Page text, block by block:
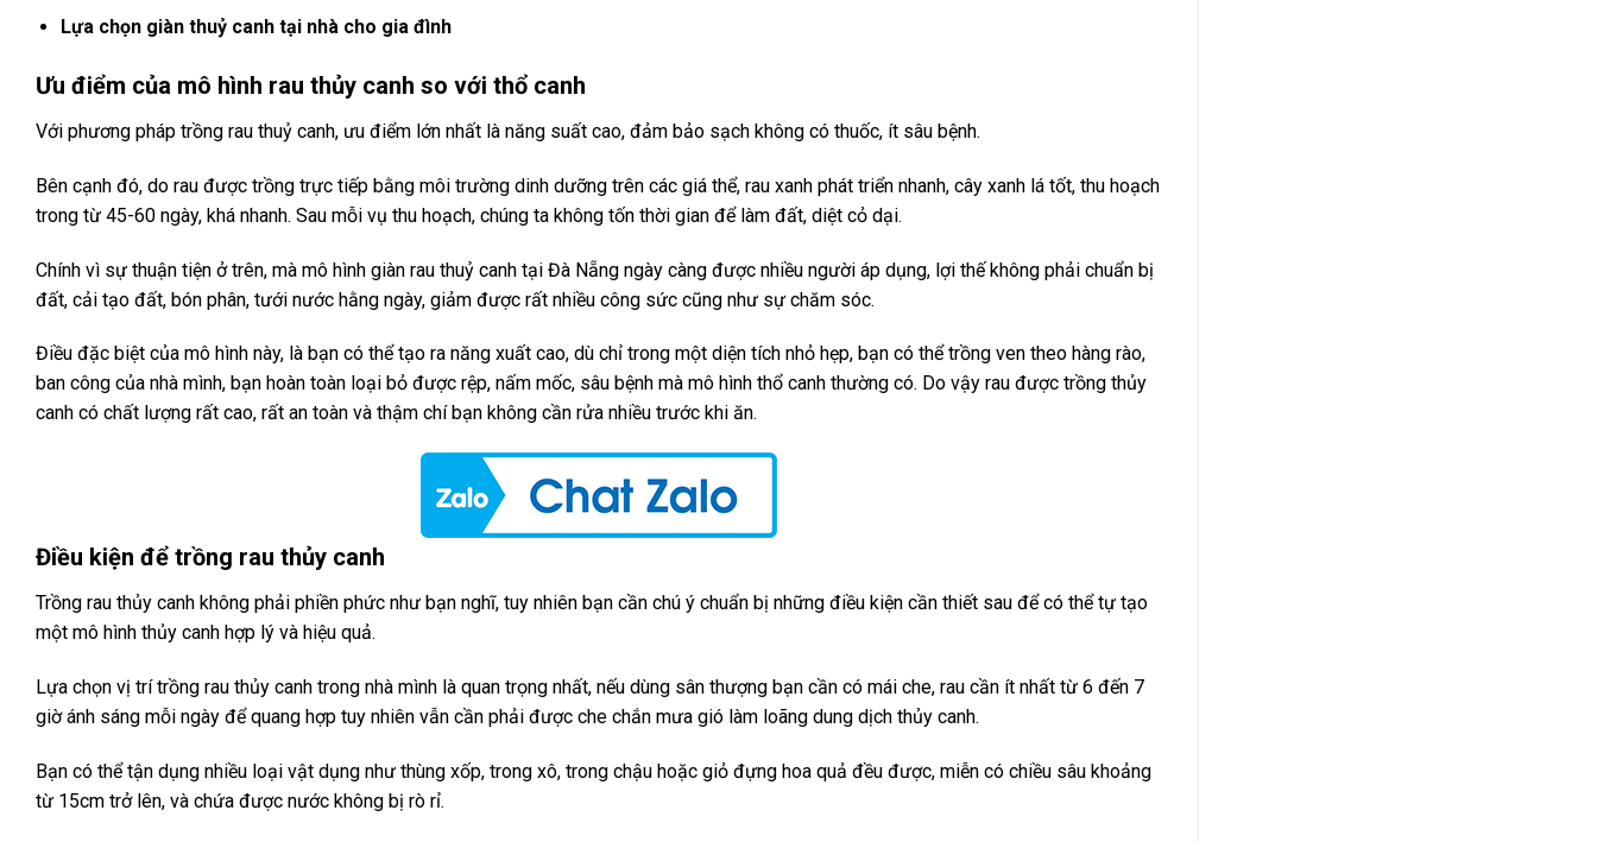
Lựa chọn giàn thuỷ canh tại nhà cho gia đình
Ưu điểm của mô hình rau thủy canh so với thổ canh
Với phương pháp trồng rau thuỷ canh, ưu điểm lớn nhất là năng suất cao, đảm bảo sạch không có thuốc, ít sâu bệnh.
Bên cạnh đó, do rau được trồng trực tiếp bằng môi trường dinh dưỡng trên các giá thể, rau xanh phát triển nhanh, cây xanh lá tốt, thu hoạch
trong từ 45-60 ngày, khá nhanh. Sau mỗi vụ thu hoạch, chúng ta không tốn thời gian để làm đất, diệt cỏ dại.
Chính vì sự thuận tiện ở trên, mà mô hình giàn rau thuỷ canh tại Đà Nẵng ngày càng được nhiều người áp dụng, lợi thế không phải chuẩn bị
đất, cải tạo đất, bón phân, tưới nước hằng ngày, giảm được rất nhiều công sức cũng như sự chăm sóc.
Điều đặc biệt của mô hình này, là bạn có thể tạo ra năng xuất cao, dù chỉ trong một diện tích nhỏ hẹp, bạn có thể trồng ven theo hàng rào,
ban công của nhà mình, bạn hoàn toàn loại bỏ được rệp, nấm mốc, sâu bệnh mà mô hình thổ canh thường có. Do vậy rau được trồng thủy
canh có chất lượng rất cao, rất an toàn và thậm chí bạn không cần rửa nhiều trước khi ăn.
Điều kiện để trồng rau thủy canh
Trồng rau thủy canh không phải phiền phức như bạn nghĩ, tuy nhiên bạn cần chú ý chuẩn bị những điều kiện cần thiết sau để có thể tự tạo
một mô hình thủy canh hợp lý và hiệu quả.
Lựa chọn vị trí trồng rau thủy canh trong nhà mình là quan trọng nhất, nếu dùng sân thượng bạn cần có mái che, rau cần ít nhất từ 6 đến 7
giờ ánh sáng mỗi ngày để quang hợp tuy nhiên vẫn cần phải được che chắn mưa gió làm loãng dung dịch thủy canh.
Bạn có thể tận dụng nhiều loại vật dụng như thùng xốp, trong xô, trong chậu hoặc giỏ đựng hoa quả đều được, miễn có chiều sâu khoảng
từ 15cm trở lên, và chứa được nước không bị rò rỉ.